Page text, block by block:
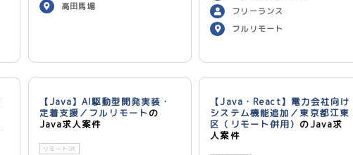
高田馬場
フリーランス
フルリモート
【Java】AI駆動型開発実装・
定着支援／フルリモートの
Java求人案件
リモートOK
【Java・React】電力会社向け
システム機能追加／東京都江東
区（リモート併用） のJava求
人案件